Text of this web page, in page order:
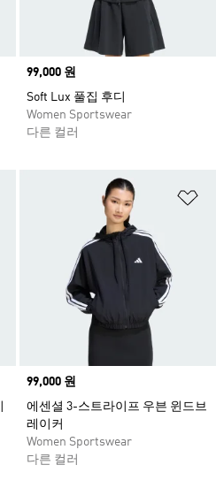
Price
99,000 원
Soft Lux 풀집 후디
Women Sportswear
다른 컬러
위시리스트 담기
Price
99,000 원
에센셜 3-스트라이프 우븐 윈드브
레이커
Women Sportswear
다른 컬러